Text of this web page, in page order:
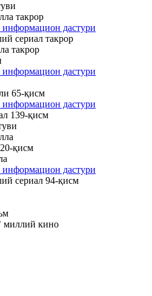
такрор
дастури
сериал такрор
такрор
дастури
65-қисм
дастури
139-қисм
қисм
дастури
сериал 94-қисм
кино